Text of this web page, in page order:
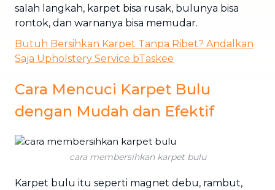
salah langkah, karpet bisa rusak, bulunya bisa
rontok, dan warnanya bisa memudar.
Butuh Bersihkan Karpet Tanpa Ribet? Andalkan
Saja Upholstery Service bTaskee
Cara Mencuci Karpet Bulu
dengan Mudah dan Efektif
cara membersihkan karpet bulu
Karpet bulu itu seperti magnet debu, rambut,